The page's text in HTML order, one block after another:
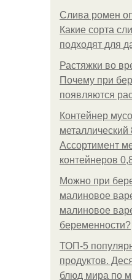
Слива ромен
Какие сорта
подходят для
Растяжки во
Почему при
появляются
Контейнер
металлический
Ассортимент
контейнеров
Можно при
малиновое
малиновое
беременности?
ТОП-5
продуктов.
блюд мира по